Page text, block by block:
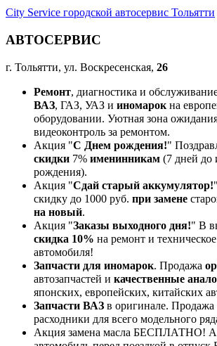
City Service городской автосервис Тольятти
АВТОСЕРВИС
г. Тольятти, ул. Воскресенская, 26
Ремонт, диагностика и
ВАЗ, ГАЗ, УАЗ и иномарокна
оборудовании. Уютная зона
видеоконтроль за ремонтом.
Акция "С Днем рождения!"
скидки 7% именинникам (7 дней до
рождения).
Акция "Сдай старый аккумулятор!
скидку до 1000 руб. при замене
на новый.
Акция "Заказы выходного дня!" В
скидка 10% на ремонт и
автомобиля!
Запчасти для иномарок. Продажа
автозапчастей и качественные
японских, европейских, китайских
Запчасти ВАЗ в оригинале. Продажа
расходники для всего модельного
Акция замена масла БЕСПЛАТНО!